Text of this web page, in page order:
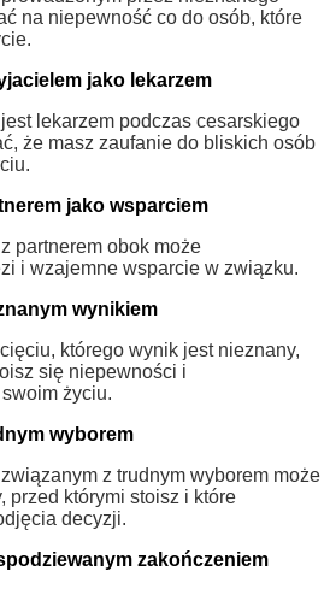
na niepewność co do osób, które
jako lekarzem
lekarzem podczas cesarskiego
że masz zaufanie do bliskich osób
jako wsparciem
partnerem obok może
i wzajemne wsparcie w związku.
wynikiem
którego wynik jest nieznany,
się niepewności i
życiu.
wyborem
z trudnym wyborem może
przed którymi stoisz i które
decyzji.
zakończeniem